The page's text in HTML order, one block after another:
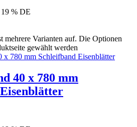
% DE
mehrere Varianten auf. Die Optionen
gewählt werden
40 x 780 mm